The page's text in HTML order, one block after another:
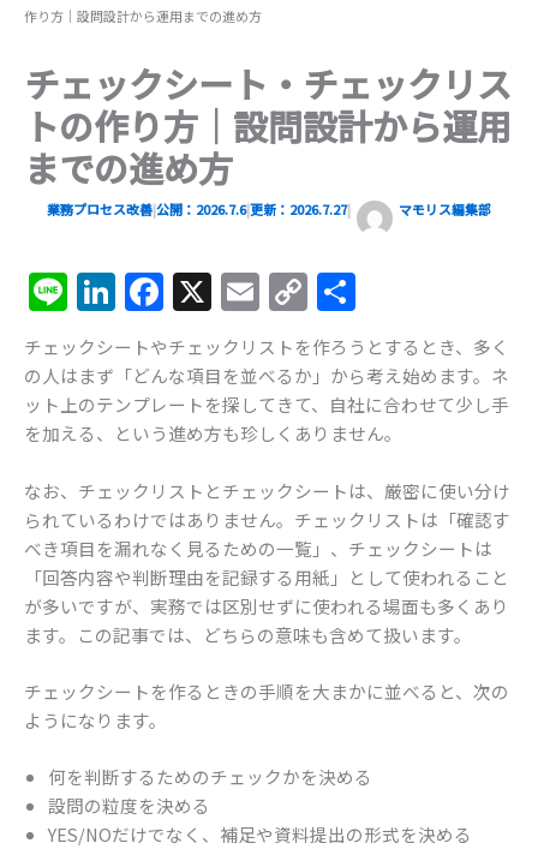
作り方｜設問設計から運用までの進め方
チェックシート・チェックリス
トの作り方｜設問設計から運用
までの進め方
業務プロセス改善|公開：2026.7.6|更新： 2026.7.27| マモリス編集部
Li
n
e
Li
n
k
e
dI
n
F
a
c
e
b
o
o
k
X E
m
ai
l
C
o
p
y
Li
n
k
有
チェックシートやチェックリストを作ろうとするとき、多く
の人はまず「どんな項目を並べるか」から考え始めます。ネ
ット上のテンプレートを探してきて、自社に合わせて少し手
を加える、という進め方も珍しくありません。
なお、チェックリストとチェックシートは、厳密に使い分け
られているわけではありません。チェックリストは「確認す
べき項目を漏れなく見るための一覧」、チェックシートは
「回答内容や判断理由を記録する用紙」として使われること
が多いですが、実務では区別せずに使われる場面も多くあり
ます。この記事では、どちらの意味も含めて扱います。
チェックシートを作るときの手順を大まかに並べると、次の
ようになります。
何を判断するためのチェックかを決める
設問の粒度を決める
YES/NOだけでなく、補足や資料提出の形式を決める